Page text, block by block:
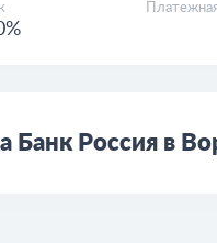
Банк Россия в